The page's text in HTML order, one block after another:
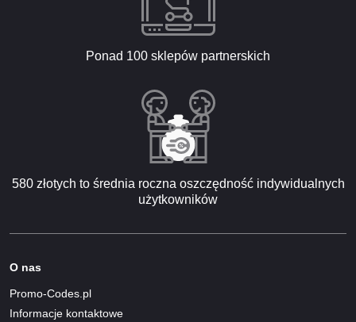
Ponad 100 sklepów partnerskich
580 złotych to średnia roczna oszczędność indywidualnych
użytkowników
O nas
Promo-Codes.pl
Informacje kontaktowe